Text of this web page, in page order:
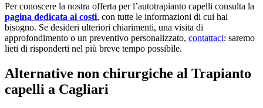
Per conoscere la nostra offerta per l’autotrapianto capelli consulta la
pagina dedicata ai costi, con tutte le informazioni di cui hai
bisogno. Se desideri ulteriori chiarimenti, una visita di
approfondimento o un preventivo personalizzato, contattaci: saremo
lieti di risponderti nel più breve tempo possibile.
Alternative non chirurgiche al Trapianto
capelli a Cagliari